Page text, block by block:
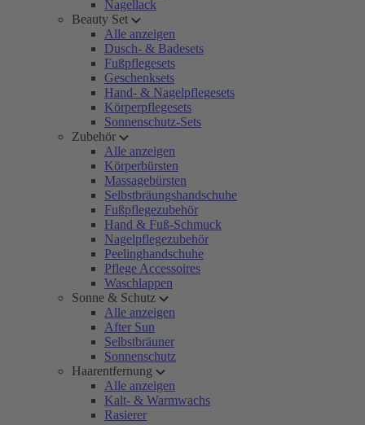
Nagellack
Beauty Set
Alle anzeigen
Dusch- & Badesets
Fußpflegesets
Geschenksets
Hand- & Nagelpflegesets
Körperpflegesets
Sonnenschutz-Sets
Zubehör
Alle anzeigen
Körperbürsten
Massagebürsten
Selbstbräungshandschuhe
Fußpflegezubehör
Hand & Fuß-Schmuck
Nagelpflegezubehör
Peelinghandschuhe
Pflege Accessoires
Waschlappen
Sonne & Schutz
Alle anzeigen
After Sun
Selbstbräuner
Sonnenschutz
Haarentfernung
Alle anzeigen
Kalt- & Warmwachs
Rasierer